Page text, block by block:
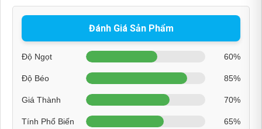
Đánh Giá Sản Phẩm
Độ Ngọt 60%
Độ Béo 85%
Giá Thành 70%
Tính Phổ Biến 65%